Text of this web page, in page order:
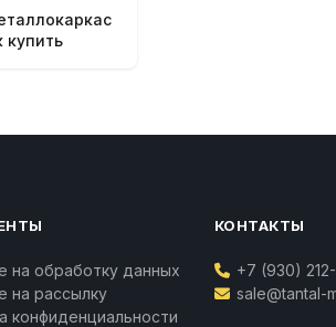
купить
на обработку данных
на рассылку
конфиденциальности
КОНТАКТЫ
+7 (930)
sale@tantal-